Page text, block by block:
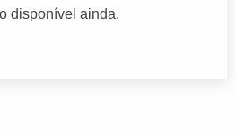
disponível ainda.